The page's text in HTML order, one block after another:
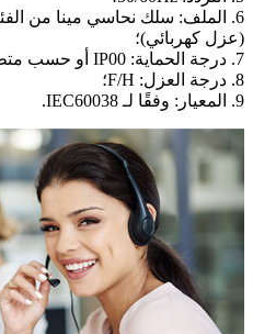
(عزل كهربائي)؛
7. درجة الحماية: IP00 أو حسب متطلبات العميل؛
8. درجة العزل: F/H؛
9. المعيار: وفقًا لـ IEC60038.